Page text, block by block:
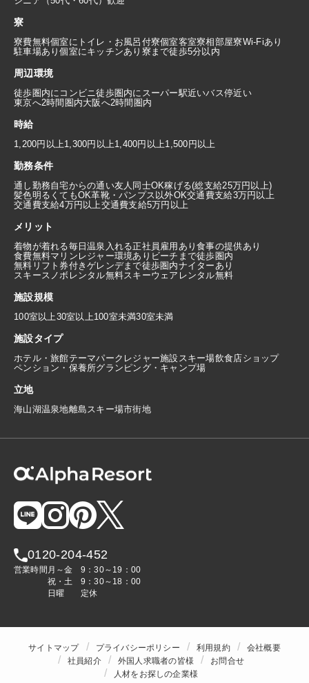
寮
寮費無料個室にトイレ・お風呂付寮個室客室寮相部屋寮Wi-Fiあり
駐車場あり個室にキッチンあり 寮まで徒歩5分以内
周辺環境
徒歩圏内にコンビニ徒歩圏内にスーパー駅近いバス停近い
東京へ2時間圏内大阪へ2時間圏内
時給
1,200円以上1,300円以上1,400円以上1,500円以上
勤務条件
通し勤務自宅からの通い友人同士OK稼げる(総支給25万円以上)
髪色明るくてもOK革靴・パンプス以外OK交通費支給3万円以上
交通費支給4万円以上交通費支給5万円以上
メリット
着物が着れる毎日温泉入れる正社員雇用あり食事の提供あり
食費無料マリンレジャー環境あり ビーチまで徒歩圏内
無料リフト券付きゲレンデまで徒歩圏内ナイターあり
スキースノボレンタル無料スキーウェアレンタル無料
施設規模
100室以上30室以上100室未満30室未満
施設タイプ
ホテル・旅館テーマパーク レジャー施設 スキー場飲食店ショップ
ペンション・保養所グランピング・キャンプ場
立地
海山湖温泉地離島 スキー場市街地
0120-204-452
営業時間 月～金
9：30～19：00
祝・土
9：30～18：00
日曜
定休
サイトマップ プライバシーポリシー 利用規約
会社概要
社員紹介
外国人求職者の皆様
お問合せ
人材をお探しの企業様